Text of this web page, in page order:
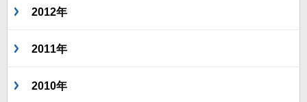
2012年
2011年
2010年